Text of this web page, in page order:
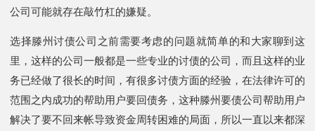
公司可能就存在敲竹杠的嫌疑。
选择滕州讨债公司之前需要考虑的问题就简单的和大家聊到这
里，这样的公司一般都是一些专业的讨债的公司，而且这样的业
务已经做了很长的时间，有很多讨债方面的经验，在法律许可的
范围之内成功的帮助用户要回债务，这种滕州要债公司帮助用户
解决了要不回来帐导致资金周转困难的局面，所以一直以来都深